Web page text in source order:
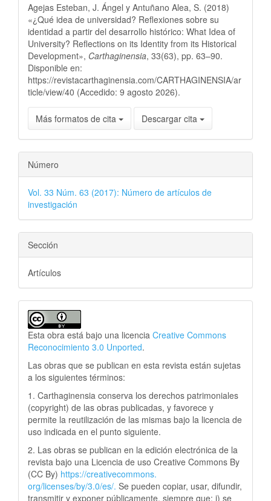
Agejas Esteban, J. Ángel y Antuñano Alea, S. (2018)
«¿Qué idea de universidad? Reflexiones sobre su
identidad a partir del desarrollo histórico: What Idea of
University? Reflections on its Identity from its Historical
Development», Carthaginensia, 33(63), pp. 63–90.
Disponible en:
https://revistacarthaginensia.com/CARTHAGINENSIA/ar
ticle/view/40 (Accedido: 9 agosto 2026).
Más formatos de cita Descargar cita
Número
Vol. 33 Núm. 63 (2017): Número de artículos de
investigación
Sección
Artículos
Esta obra está bajo una licencia Creative Commons
Reconocimiento 3.0 Unported.
Las obras que se publican en esta revista están sujetas
a los siguientes términos:
1. Carthaginensia conserva los derechos patrimoniales
(copyright) de las obras publicadas, y favorece y
permite la reutilización de las mismas bajo la licencia de
uso indicada en el punto siguiente.
2. Las obras se publican en la edición electrónica de la
revista bajo una Licencia de uso Creative Commons By
(CC By) https://creativecommons.
org/licenses/by/3.0/es/. Se pueden copiar, usar, difundir,
transmitir y exponer públicamente, siempre que: i) se